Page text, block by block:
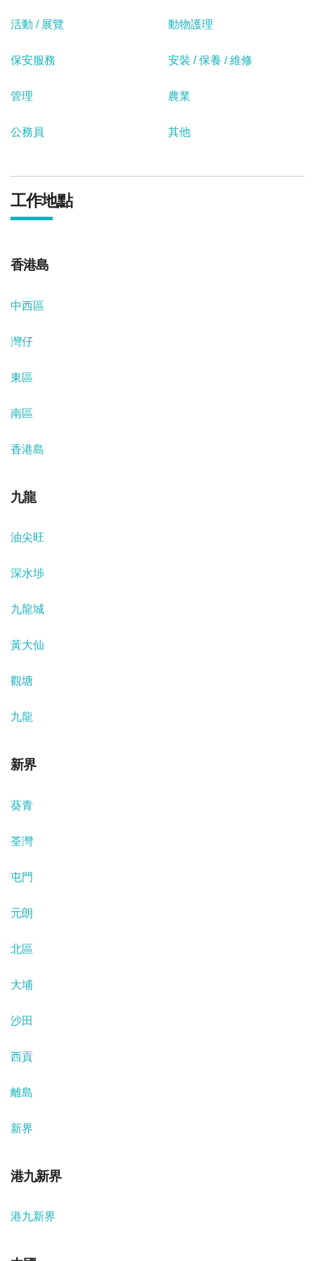
活動 / 展覽 動物護理
保安服務 安裝 / 保養 / 維修
管理 農業
公務員 其他
工作地點
香港島
中西區
灣仔
東區
南區
香港島
九龍
油尖旺
深水埗
九龍城
黃大仙
觀塘
九龍
新界
葵青
荃灣
屯門
元朗
北區
大埔
沙田
西貢
離島
新界
港九新界
港九新界